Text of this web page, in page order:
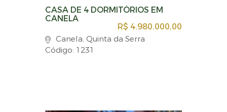
CASA DE 4 DORMITÓRIOS EM
CANELA
R$ 4.980.000,00
Canela, Quinta da Serra
Código: 1231